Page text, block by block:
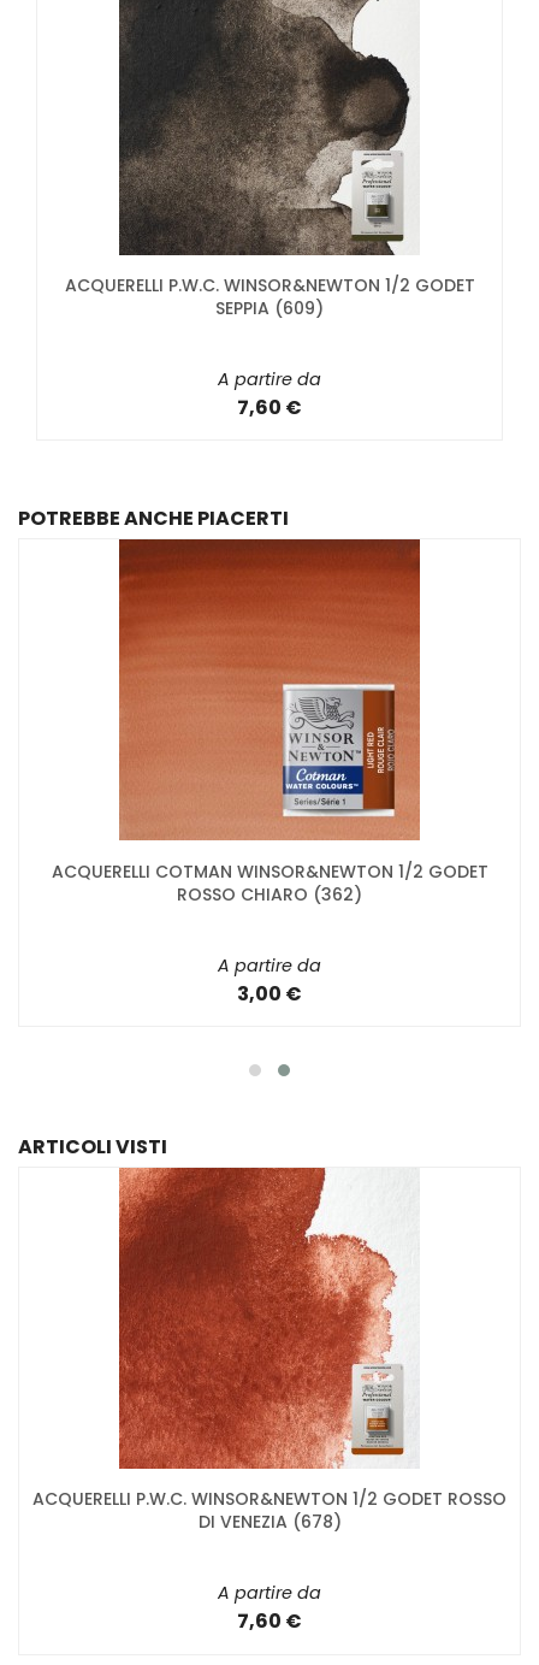
ACQUERELLI P.W.C. WINSOR&NEWTON 1/2 GODET
SEPPIA (609)
A partire da
7,60 €
POTREBBE ANCHE PIACERTI
ACQUERELLI COTMAN WINSOR&NEWTON 1/2 GODET
ROSSO CHIARO (362)
A partire da
3,00 €
ARTICOLI VISTI
ACQUERELLI P.W.C. WINSOR&NEWTON 1/2 GODET ROSSO
DI VENEZIA (678)
A partire da
7,60 €